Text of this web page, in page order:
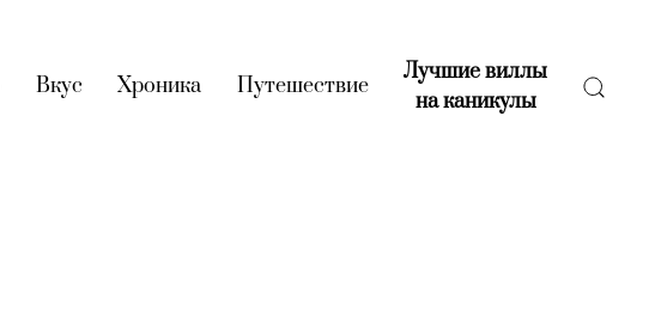
(current)
Вкус (current)
Хроника (current)
Путешествие(current)
Лучшие виллы
на каникулы(current)